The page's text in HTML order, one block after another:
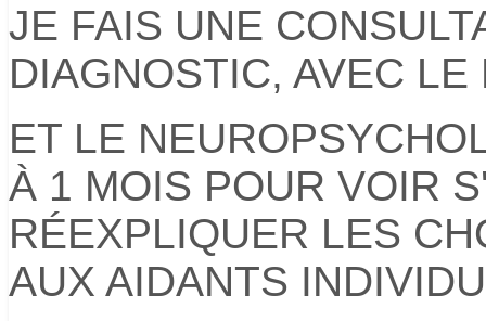
JE FAIS UNE
DIAGNOSTIC, AVEC
ET LE
À 1 MOIS POUR VOIR
RÉEXPLIQUER LES
AUX AIDANTS